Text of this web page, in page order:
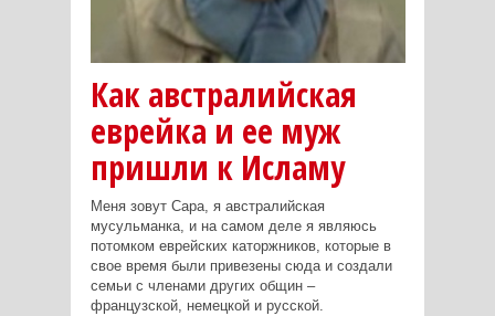
Как австралийская
еврейка и ее муж
пришли к Исламу
Меня зовут Сара, я австралийская
мусульманка, и на самом деле я являюсь
потомком еврейских каторжников, которые в
свое время были привезены сюда и создали
семьи с членами других общин –
французской, немецкой и русской.